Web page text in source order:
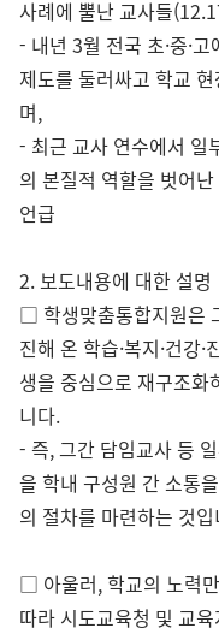
사례에 뿔난 교사들
- 내년 3월 전국 초·중·
제도를 둘러싸고 학교
며,
- 최근 교사 연수에서 일
의 본질적 역할을 벗어
언급
2. 보도내용에 대한 설명
□ 학생맞춤통합지원은
진해 온 학습·복지·건강
생을 중심으로 재구조화
니다.
- 즉, 그간 담임교사 등
을 학내 구성원 간 소통
의 절차를 마련하는 것
□ 아울러, 학교의 노력
따라 시도교육청 및 교